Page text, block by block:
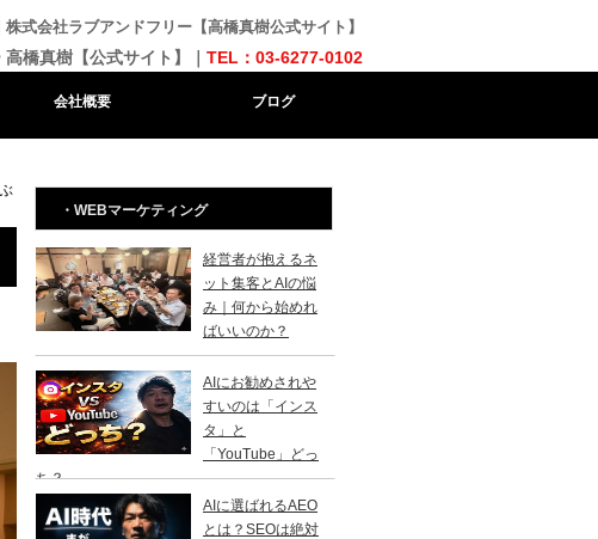
式会社ラブアンドフリー【高橋真樹公式サイト】
橋真樹【公式サイト】｜ TEL：03-6277-0102
会社概要 ブログ
・WEBマーケティング
経営者が抱えるネ
ット集客とAIの悩
み｜何から始めれ
ばいいのか？
AIにお勧めされや
すいのは「インス
タ」と
「YouTube」どっ
ち？
AIに選ばれるAEO
とは？SEOは絶対